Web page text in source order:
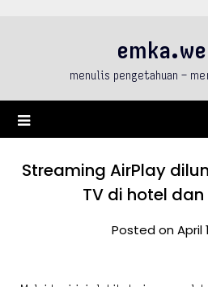
menulis pengetahuan –
Streaming AirPlay
TV di hotel dan
Posted on April